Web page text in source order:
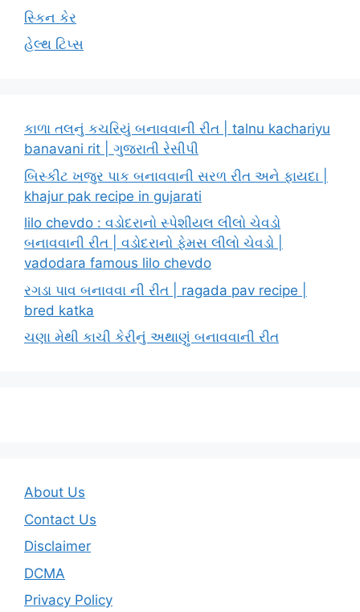
સ્કિન કેર
હેલ્થ ટિપ્સ
કાળા તલનું કચરિયું બનાવવાની રીત | talnu kachariyu
banavani rit | ગુજરાતી રેસીપી
બિસ્કીટ ખજુર પાક બનાવવાની સરળ રીત અને ફાયદા |
khajur pak recipe in gujarati
lilo chevdo : વડોદરાનો સ્પેશીયલ લીલો ચેવડો
બનાવવાની રીત | વડોદરાનો ફેમસ લીલો ચેવડો |
vadodara famous lilo chevdo
રગડા પાવ બનાવવા ની રીત | ragada pav recipe |
bred katka
ચણા મેથી કાચી કેરીનું અથાણું બનાવવાની રીત
About Us
Contact Us
Disclaimer
DCMA
Privacy Policy